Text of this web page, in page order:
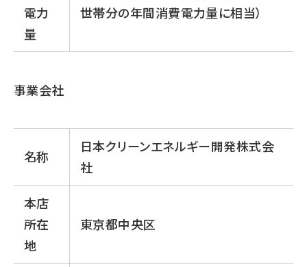
電力
量
世帯分の年間消費電力量に相当）
事業会社
名称
日本クリーンエネルギー開発株式会
社
本店
所在
地
東京都中央区